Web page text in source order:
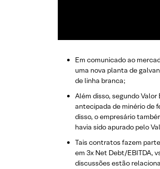
Em comunicado ao
uma nova planta de
de linha branca;
Além disso, segundo
antecipada de minério de
disso, o empresário
havia sido apurado pelo
​Tais contratos fazem
em 3x Net Debt/EBITDA,
discussões estão